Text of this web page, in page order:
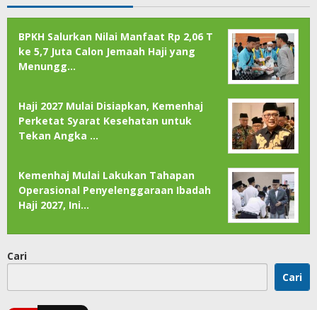
BPKH Salurkan Nilai Manfaat Rp 2,06 T
ke 5,7 Juta Calon Jemaah Haji yang
Menungg…
Haji 2027 Mulai Disiapkan, Kemenhaj
Perketat Syarat Kesehatan untuk
Tekan Angka …
Kemenhaj Mulai Lakukan Tahapan
Operasional Penyelenggaraan Ibadah
Haji 2027, Ini…
Cari
Cari